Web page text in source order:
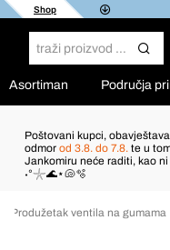
Shop
Asortiman Područja
Poštovani kupci,
odmor od 3.8. do 7.8. te u
Jankomiru neće raditi, kao
˖°𓇼🌊⋆🐚🫧
Produžetak ventila na gumama